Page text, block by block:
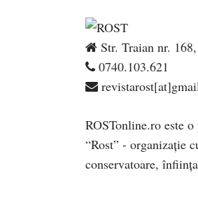
Str. Traian nr.
0740.103.621
ROSTonline.ro este
“Rost” - organizaţie
conservatoare,